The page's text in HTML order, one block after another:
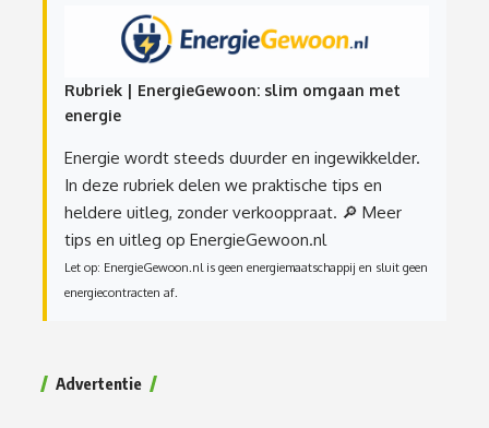
Rubriek | EnergieGewoon: slim omgaan met
energie
Energie wordt steeds duurder en ingewikkelder.
In deze rubriek delen we praktische tips en
heldere uitleg, zonder verkooppraat. 🔎 Meer
tips en uitleg op EnergieGewoon.nl
Let op: EnergieGewoon.nl is geen energiemaatschappij en sluit geen
energiecontracten af.
Advertentie